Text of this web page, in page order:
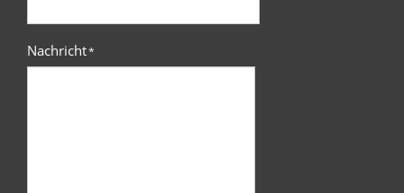
Nachricht*